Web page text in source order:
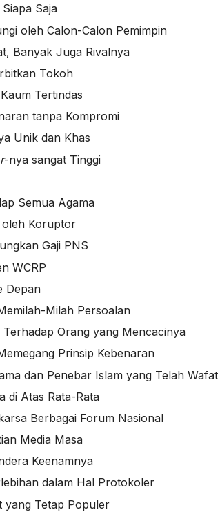
Saja
oleh Calon-Calon Pemimpin
Banyak Juga Rivalnya
Tokoh
Tertindas
tanpa Kompromi
Unik dan Khas
-nya sangat Tinggi
Semua Agama
oleh Koruptor
Gaji PNS
WCRP
Depan
Milah Persoalan
Terhadap Orang yang Mencacinya
Prinsip Kebenaran
dan Penebar Islam yang Telah Wafat
di Atas Rata-Rata
Berbagai Forum Nasional
Media Masa
Keenamnya
dalam Hal Protokoler
yang Tetap Populer